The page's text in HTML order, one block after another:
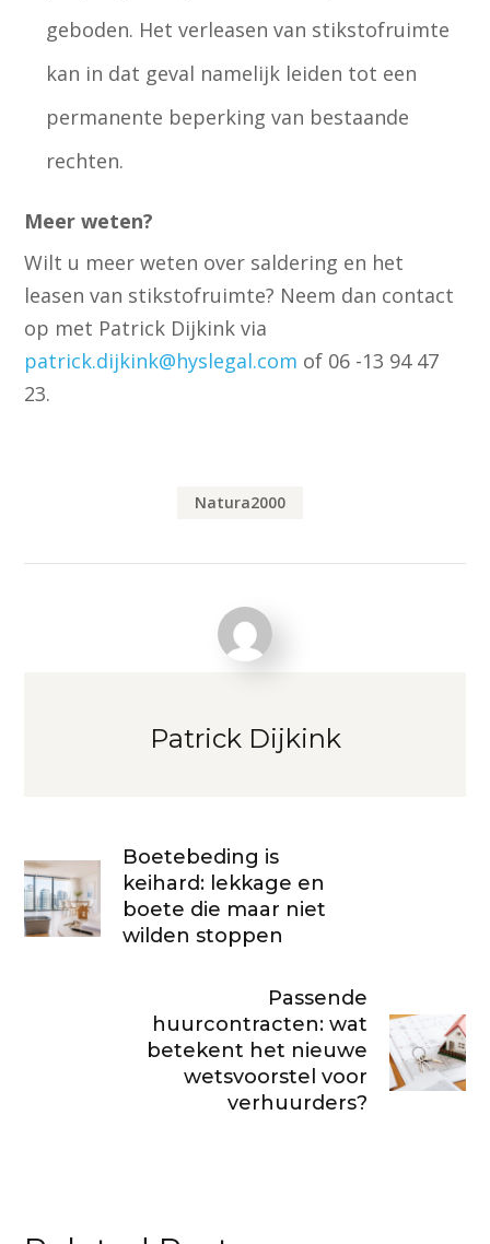
geboden. Het verleasen van stikstofruimte
kan in dat geval namelijk leiden tot een
permanente beperking van bestaande
rechten.
Meer weten?
Wilt u meer weten over saldering en het
leasen van stikstofruimte? Neem dan contact
op met Patrick Dijkink via
patrick.dijkink@hyslegal.com of 06 -13 94 47
23.
Natura2000
Patrick Dijkink
Boetebeding is
keihard: lekkage en
boete die maar niet
wilden stoppen
Passende
huurcontracten: wat
betekent het nieuwe
wetsvoorstel voor
verhuurders?